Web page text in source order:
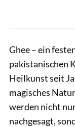
Ghee – ein
pakistanischen
Heilkunst seit
magisches
werden nicht
nachgesagt,